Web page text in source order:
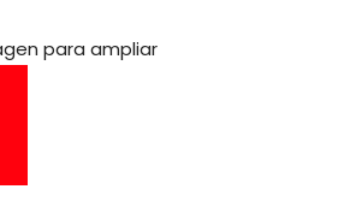
para ampliar